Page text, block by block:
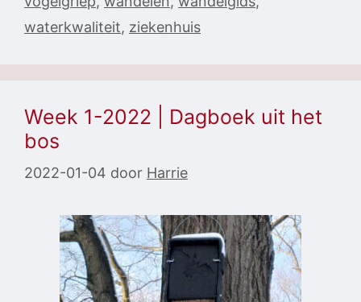
waterkwaliteit, ziekenhuis
Week 1-2022 | Dagboek uit het
bos
2022-01-04 door Harrie